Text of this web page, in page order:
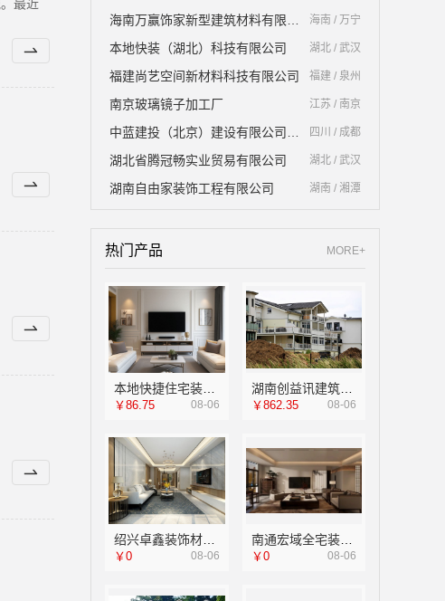
最近
海南 / 万宁
本地快装（湖北）科技有限公司 湖北 / 武汉
福建尚艺空间新材料科技有限公司 福建 / 泉州
南京玻璃镜子加工厂 江苏 / 南京
四川 / 成都
湖北省腾冠畅实业贸易有限公司 湖北 / 武汉
湖南自由家装饰工程有限公司 湖南 / 湘潭
热门产品 MORE+
￥86.75 08-06
湖南创益讯建筑有限公司-长沙实力强全案设计团队
￥862.35 08-06
￥0 08-06
南通宏域全宅装饰建材有限公司海安毛坯家装电话
￥0 08-06